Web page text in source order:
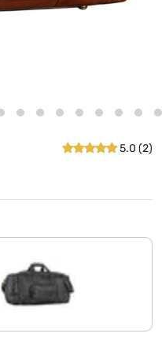
5.0 (2)
schwarz